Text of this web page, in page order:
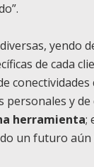
yendo
de cada
personales y
herramienta;
un futuro